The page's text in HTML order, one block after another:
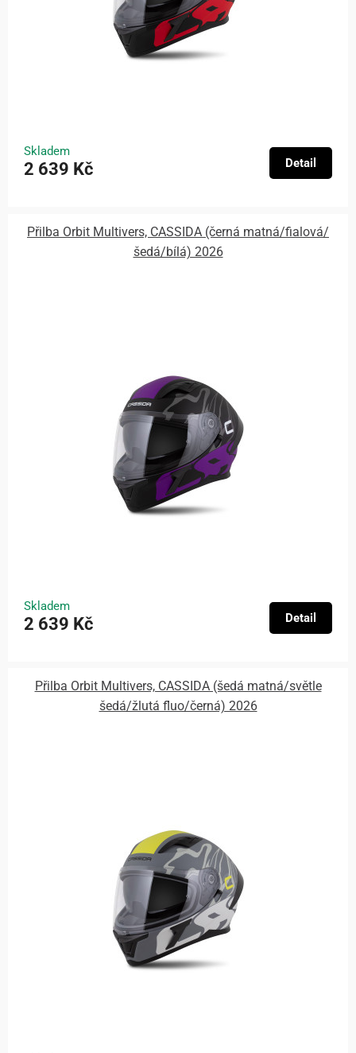
Skladem
2 639 Kč Detail
Přilba Orbit Multivers, CASSIDA (černá matná/fialová/
šedá/bílá) 2026
Skladem
2 639 Kč Detail
Přilba Orbit Multivers, CASSIDA (šedá matná/světle
šedá/žlutá fluo/černá) 2026